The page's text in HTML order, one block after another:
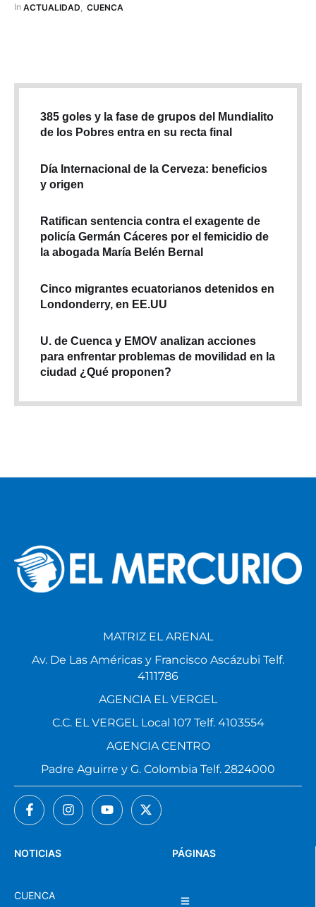
un comunicado de prensa publicado en la página web
In ACTUALIDAD CUENCA
385 goles y la fase de grupos del Mundialito
de los Pobres entra en su recta final
Día Internacional de la Cerveza: beneficios
y origen
Ratifican sentencia contra el exagente de
policía Germán Cáceres por el femicidio de
la abogada María Belén Bernal
Cinco migrantes ecuatorianos detenidos en
Londonderry, en EE.UU
U. de Cuenca y EMOV analizan acciones
para enfrentar problemas de movilidad en la
ciudad ¿Qué proponen?
PÁGINAS
NOTICIAS
CUENCA
MATRIZ EL ARENAL
Av. De Las Américas y Francisco Ascázubi Telf.
4111786
AGENCIA EL VERGEL
C.C. EL VERGEL Local 107 Telf. 4103554
AGENCIA CENTRO
Padre Aguirre y G. Colombia Telf. 2824000